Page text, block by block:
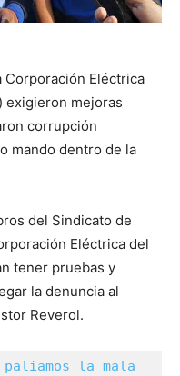
Corporación Eléctrica
exigieron mejoras
corrupción
mando dentro de la
del Sindicato de
Eléctrica del
tener pruebas y
la denuncia al
Reverol.
paliamos la mala